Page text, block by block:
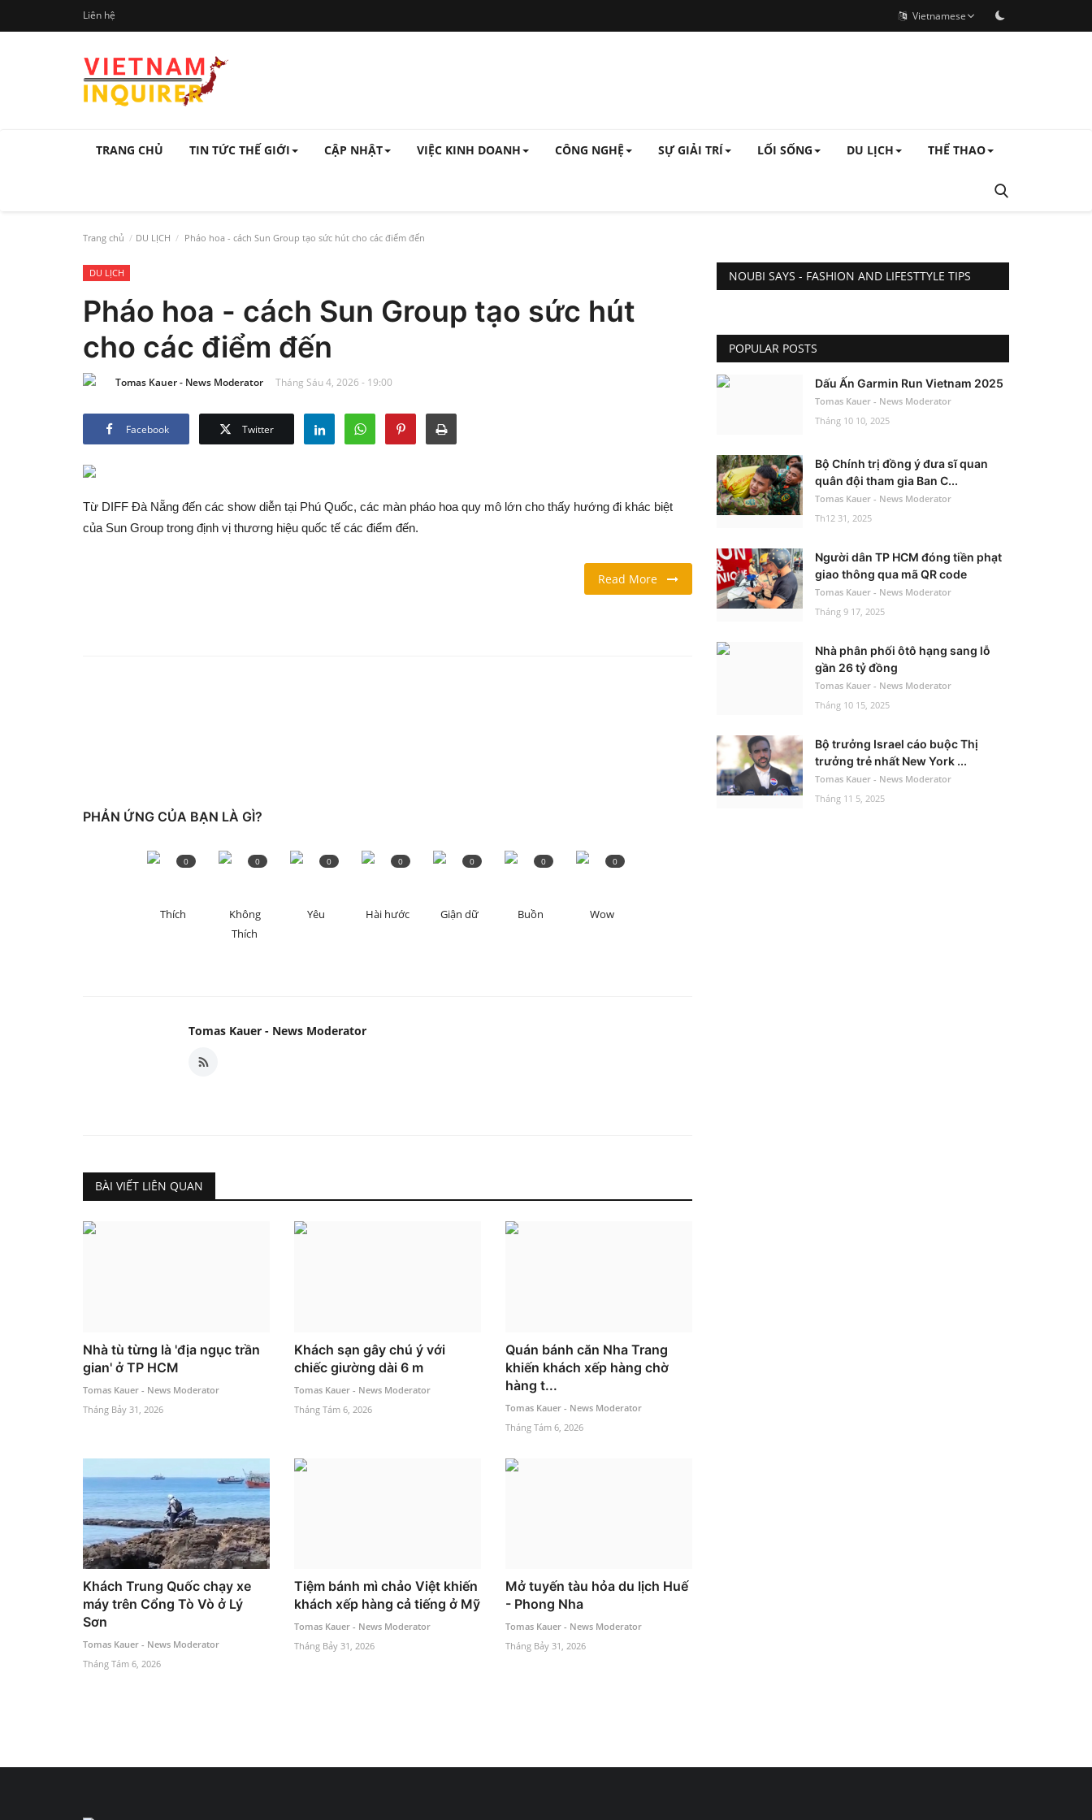
Liên hệ Vietnamese
TRANG CHỦ TIN TỨC THẾ GIỚI CẬP NHẬT VIỆC KINH DOANH CÔNG NGHỆ SỰ GIẢI TRÍ LỐI SỐNG DU LỊCH THỂ THAO
Trang chủ DU LỊCH Pháo hoa - cách Sun Group tạo sức hút cho các điểm đến
DU LỊCH
Pháo hoa - cách Sun Group tạo sức hút
cho các điểm đến
Tomas Kauer - News Moderator Tháng Sáu 4, 2026 - 19:00
Facebook Twitter
Từ DIFF Đà Nẵng đến các show diễn tại Phú Quốc, các màn pháo hoa quy mô lớn cho thấy hướng đi khác biệt
của Sun Group trong định vị thương hiệu quốc tế các điểm đến.
Read More
PHẢN ỨNG CỦA BẠN LÀ GÌ?
Thích
0
Không
Thích
0
Yêu
0
Hài hước
0
Giận dữ
0
Buồn
0
Wow
0
Tomas Kauer - News Moderator
BÀI VIẾT LIÊN QUAN
Nhà tù từng là 'địa ngục trần
gian' ở TP HCM
Tomas Kauer - News Moderator
Tháng Bảy 31, 2026
Khách sạn gây chú ý với
chiếc giường dài 6 m
Tomas Kauer - News Moderator
Tháng Tám 6, 2026
Quán bánh căn Nha Trang
khiến khách xếp hàng chờ
hàng t...
Tomas Kauer - News Moderator
Tháng Tám 6, 2026
Khách Trung Quốc chạy xe
máy trên Cổng Tò Vò ở Lý
Sơn
Tomas Kauer - News Moderator
Tháng Tám 6, 2026
Tiệm bánh mì chảo Việt khiến
khách xếp hàng cả tiếng ở Mỹ
Tomas Kauer - News Moderator
Tháng Bảy 31, 2026
Mở tuyến tàu hỏa du lịch Huế
- Phong Nha
Tomas Kauer - News Moderator
Tháng Bảy 31, 2026
NOUBI SAYS - FASHION AND LIFESTTYLE TIPS
POPULAR POSTS
Dấu Ấn Garmin Run Vietnam 2025
Tomas Kauer - News Moderator
Tháng 10 10, 2025
Bộ Chính trị đồng ý đưa sĩ quan
quân đội tham gia Ban C...
Tomas Kauer - News Moderator
Th12 31, 2025
Người dân TP HCM đóng tiền phạt
giao thông qua mã QR code
Tomas Kauer - News Moderator
Tháng 9 17, 2025
Nhà phân phối ôtô hạng sang lỗ
gần 26 tỷ đồng
Tomas Kauer - News Moderator
Tháng 10 15, 2025
Bộ trưởng Israel cáo buộc Thị
trưởng trẻ nhất New York ...
Tomas Kauer - News Moderator
Tháng 11 5, 2025